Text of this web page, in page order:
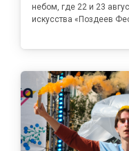
небом, где 22 и 23
искусства «Поздеев